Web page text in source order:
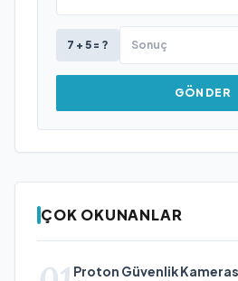
7 + 5 = ?
GÖNDER
ÇOK OKUNANLAR
Proton Güvenlik